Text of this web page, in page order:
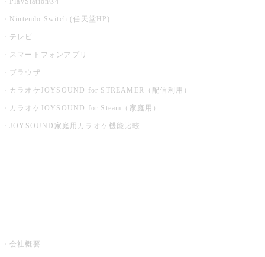
Nintendo Switch (任天堂HP)
テレビ
スマートフォンアプリ
ブラウザ
カラオケJOYSOUND for STREAMER（配信利用）
カラオケJOYSOUND for Steam（家庭用）
JOYSOUND家庭用カラオケ機能比較
会社概要